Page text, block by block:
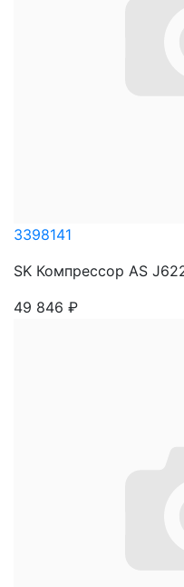
3398141
SK Компрессор AS
49 846 ₽